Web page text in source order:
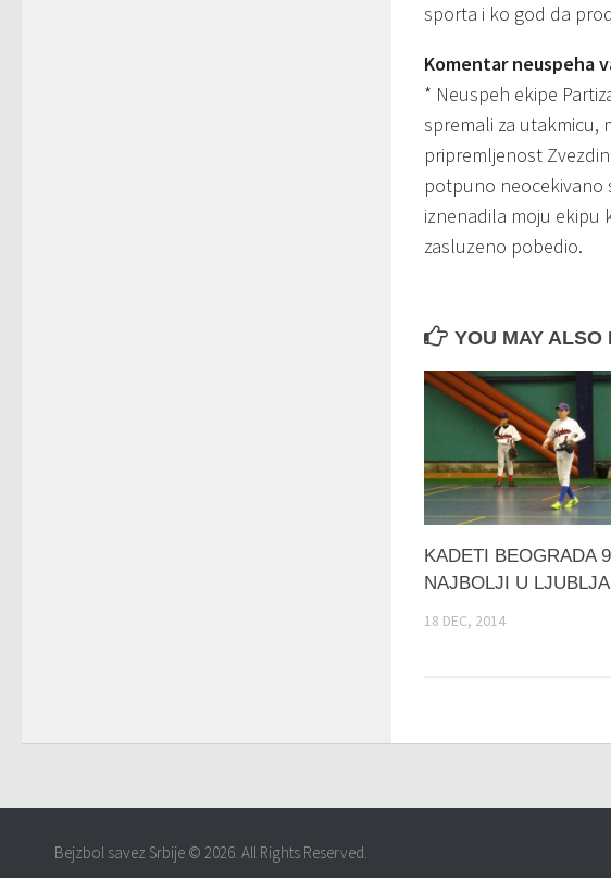
sporta i ko god da
Komentar neuspeha
* Neuspeh ekipe
spremali za utakmicu,
pripremljenost
potpuno neocekivano
iznenadila moju ekipu
zasluzeno pobedio.
YOU MAY ALSO
KADETI BEOGRADA
NAJBOLJI U
18 DEC, 2014
Bejzbol savez Srbije © 2026. All Rights Reserved.